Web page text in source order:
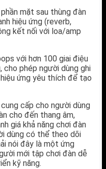
mặt sau thùng đàn
hiệu ứng (reverb,
kết nối với loa/amp
với hơn 100 giai điệu
cho phép người dùng ghi
ứng yêu thích để tạo
cấp cho người dùng
cho đến thang âm,
giá khả năng chơi đàn
dùng có thể theo dõi
nói đây là một ứng
mới tập chơi đàn dễ
kỹ năng.